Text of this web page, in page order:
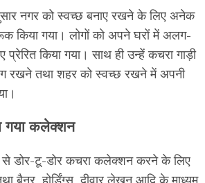
नगर को स्वच्छ बनाए रखने के लिए अनेक
किया गया। लोगों को अपने घरों में अलग-
किया गया। साथ ही उन्हें कचरा गाड़ी
तथा शहर को स्वच्छ रखने में अपनी
गया कलेक्शन
से डोर-टू-डोर कचरा कलेक्शन करने के लिए